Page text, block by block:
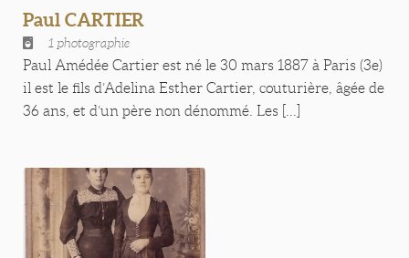
Paul CARTIER
1 photographie
Paul Amédée Cartier est né le 30 mars 1887 à Paris (3e)
il est le fils d’Adelina Esther Cartier, couturière, âgée de
36 ans, et d’un père non dénommé. Les [...]